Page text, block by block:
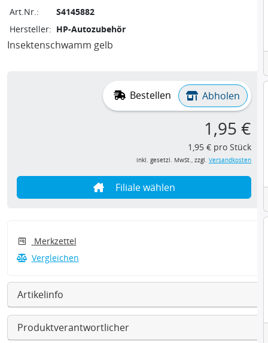
Art.Nr.:
S4145882
Hersteller: HP-Autozubehör
Insektenschwamm gelb
Bestellen Abholen
1,95 €
1,95 € pro Stück
inkl. gesetzl. MwSt., zzgl. Versandkosten
Filiale wählen
Merkzettel
Vergleichen
Artikelinfo
Produktverantwortlicher